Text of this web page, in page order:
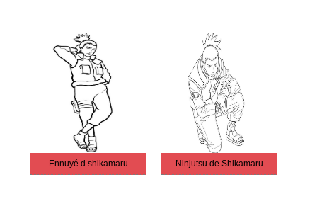
Ennuyé d shikamaru Ninjutsu de Shikamaru